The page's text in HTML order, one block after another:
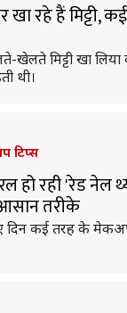
खा रहे हैं मिट्टी,
खेलते मिट्टी खा
थी।
टिप्स
हो रही 'रेड नेल
तरीके
दिन कई तरह के मेकअप